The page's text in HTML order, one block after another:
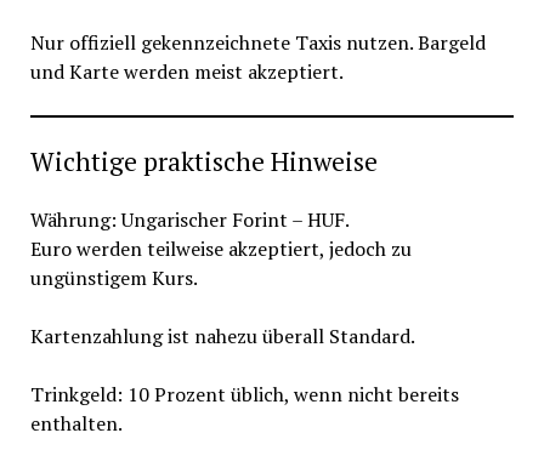
Nur offiziell gekennzeichnete Taxis nutzen. Bargeld
und Karte werden meist akzeptiert.
Wichtige praktische Hinweise
Währung: Ungarischer Forint – HUF.
Euro werden teilweise akzeptiert, jedoch zu
ungünstigem Kurs.
Kartenzahlung ist nahezu überall Standard.
Trinkgeld: 10 Prozent üblich, wenn nicht bereits
enthalten.